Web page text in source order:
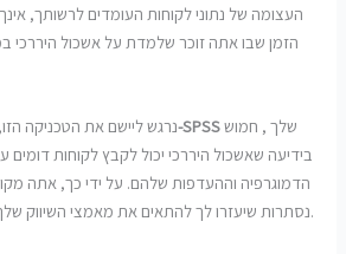
העצומה של נתוני לקוחות העומדים לרשותך,
הזמן שבו אתה זוכר שלמדת על אשכול היררכי
נרגש ליישם את הטכניקהה-SPSSשלך , חמוש
בידיעה שאשכול היררכי יכול לקבץ לקוחות
הדמוגרפיה וההעדפות שלהם. על ידי כך, אתה
נסתרות שיעזרו לך להתאים את מאמצי השיווק שלך לפלחי לקוחות ספציפיים.